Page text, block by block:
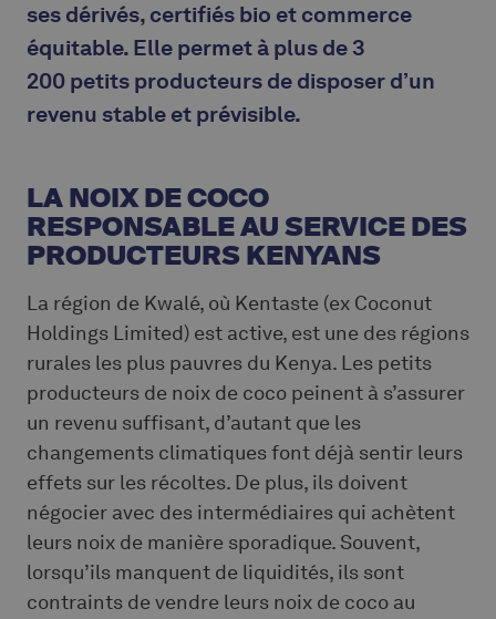
ses dérivés, certifiés bio et commerce
équitable. Elle permet à plus de 3
200 petits producteurs de disposer d’un
revenu stable et prévisible.
LA NOIX DE COCO
RESPONSABLE AU SERVICE DES
PRODUCTEURS KENYANS
La région de Kwalé, où Kentaste (ex Coconut
Holdings Limited) est active, est une des régions
rurales les plus pauvres du Kenya. Les petits
producteurs de noix de coco peinent à s’assurer
un revenu suffisant, d’autant que les
changements climatiques font déjà sentir leurs
effets sur les récoltes. De plus, ils doivent
négocier avec des intermédiaires qui achètent
leurs noix de manière sporadique. Souvent,
lorsqu’ils manquent de liquidités, ils sont
contraints de vendre leurs noix de coco au